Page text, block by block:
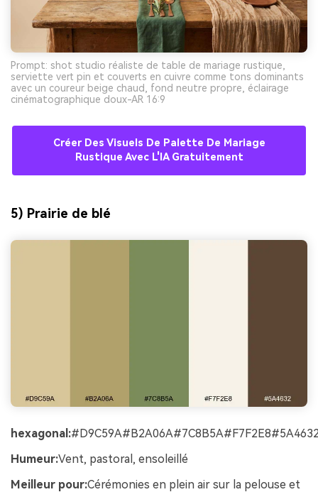
Prompt: shot studio réaliste de table de mariage rustique,
serviette vert pin et couverts en cuivre comme tons dominants
avec un coureur beige chaud, fond neutre propre, éclairage
cinématographique doux-AR 16:9
Créer Des Visuels De Palette De Mariage
Rustique Avec L'IA Gratuitement
5) Prairie de blé
hexagonal:
Humeur:Vent, pastoral, ensoleillé
Meilleur pour:Cérémonies en plein air sur la pelouse et